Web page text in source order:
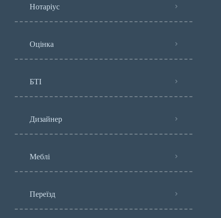
Нотаріус
Оцінка
БТІ
Дизайнер
Меблі
Переїзд